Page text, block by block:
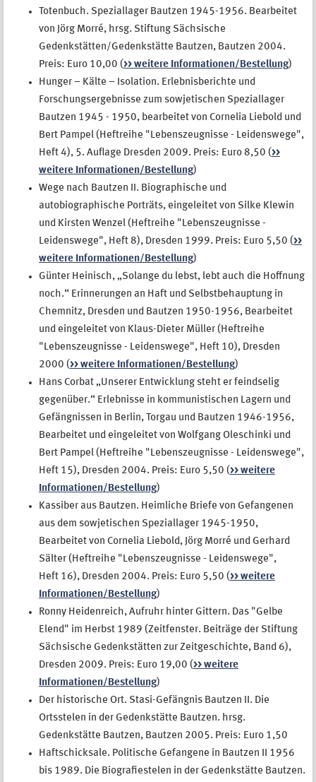
Totenbuch. Speziallager Bautzen 1945-1956. Bearbeitet
von Jörg Morré, hrsg. Stiftung Sächsische
Gedenkstätten/Gedenkstätte Bautzen, Bautzen 2004.
Preis: Euro 10,00 (>> weitere Informationen/Bestellung)
Hunger – Kälte – Isolation. Erlebnisberichte und
Forschungsergebnisse zum sowjetischen Speziallager
Bautzen 1945 - 1950, bearbeitet von Cornelia Liebold und
Bert Pampel (Heftreihe "Lebenszeugnisse - Leidenswege",
Heft 4), 5. Auflage Dresden 2009. Preis: Euro 8,50 (>>
weitere Informationen/Bestellung)
Wege nach Bautzen II. Biographische und
autobiographische Porträts, eingeleitet von Silke Klewin
und Kirsten Wenzel (Heftreihe "Lebenszeugnisse -
Leidenswege", Heft 8), Dresden 1999. Preis: Euro 5,50 (>>
weitere Informationen/Bestellung)
Günter Heinisch, „Solange du lebst, lebt auch die Hoffnung
noch.“ Erinnerungen an Haft und Selbstbehauptung in
Chemnitz, Dresden und Bautzen 1950-1956, Bearbeitet
und eingeleitet von Klaus-Dieter Müller (Heftreihe
"Lebenszeugnisse - Leidenswege", Heft 10), Dresden
2000 (>> weitere Informationen/Bestellung)
Hans Corbat „Unserer Entwicklung steht er feindselig
gegenüber.“ Erlebnisse in kommunistischen Lagern und
Gefängnissen in Berlin, Torgau und Bautzen 1946-1956,
Bearbeitet und eingeleitet von Wolfgang Oleschinki und
Bert Pampel (Heftreihe "Lebenszeugnisse - Leidenswege",
Heft 15), Dresden 2004. Preis: Euro 5,50 (>> weitere
Informationen/Bestellung)
Kassiber aus Bautzen. Heimliche Briefe von Gefangenen
aus dem sowjetischen Speziallager 1945-1950,
Bearbeitet von Cornelia Liebold, Jörg Morré und Gerhard
Sälter (Heftreihe "Lebenszeugnisse - Leidenswege",
Heft 16), Dresden 2004. Preis: Euro 5,50 (>> weitere
Informationen/Bestellung)
Ronny Heidenreich, Aufruhr hinter Gittern. Das "Gelbe
Elend" im Herbst 1989 (Zeitfenster. Beiträge der Stiftung
Sächsische Gedenkstätten zur Zeitgeschichte, Band 6),
Dresden 2009. Preis: Euro 19,00 (>> weitere
Informationen/Bestellung)
Der historische Ort. Stasi-Gefängnis Bautzen II. Die
Ortsstelen in der Gedenkstätte Bautzen. hrsg.
Gedenkstätte Bautzen, Bautzen 2005. Preis: Euro 1,50
Haftschicksale. Politische Gefangene in Bautzen II 1956
bis 1989. Die Biografiestelen in der Gedenkstätte Bautzen.